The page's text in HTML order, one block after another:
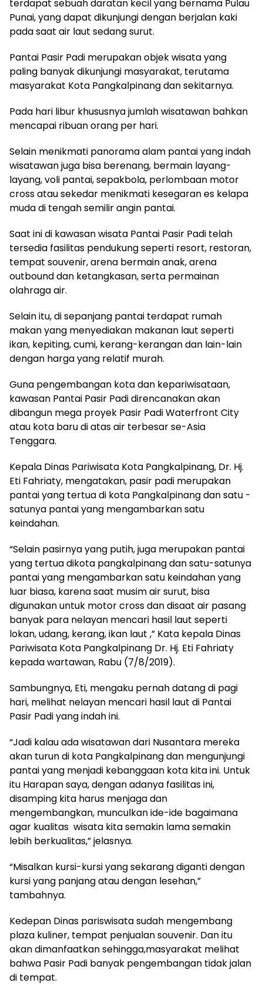
terdapat sebuah daratan kecil yang bernama Pulau
Punai, yang dapat dikunjungi dengan berjalan kaki
pada saat air laut sedang surut.
Pantai Pasir Padi merupakan objek wisata yang
paling banyak dikunjungi masyarakat, terutama
masyarakat Kota Pangkalpinang dan sekitarnya.
Pada hari libur khususnya jumlah wisatawan bahkan
mencapai ribuan orang per hari.
Selain menikmati panorama alam pantai yang indah
wisatawan juga bisa berenang, bermain layang-
layang, voli pantai, sepakbola, perlombaan motor
cross atau sekedar menikmati kesegaran es kelapa
muda di tengah semilir angin pantai.
Saat ini di kawasan wisata Pantai Pasir Padi telah
tersedia fasilitas pendukung seperti resort, restoran,
tempat souvenir, arena bermain anak, arena
outbound dan ketangkasan, serta permainan
olahraga air.
Selain itu, di sepanjang pantai terdapat rumah
makan yang menyediakan makanan laut seperti
ikan, kepiting, cumi, kerang-kerangan dan lain-lain
dengan harga yang relatif murah.
Guna pengembangan kota dan kepariwisataan,
kawasan Pantai Pasir Padi direncanakan akan
dibangun mega proyek Pasir Padi Waterfront City
atau kota baru di atas air terbesar se-Asia
Tenggara.
Kepala Dinas Pariwisata Kota Pangkalpinang, Dr. Hj.
Eti Fahriaty, mengatakan, pasir padi merupakan
pantai yang tertua di kota Pangkalpinang dan satu -
satunya pantai yang mengambarkan satu
keindahan.
“Selain pasirnya yang putih, juga merupakan pantai
yang tertua dikota pangkalpinang dan satu-satunya
pantai yang mengambarkan satu keindahan yang
luar biasa, karena saat musim air surut, bisa
digunakan untuk motor cross dan disaat air pasang
banyak para nelayan mencari hasil laut seperti
lokan, udang, kerang, ikan laut ,” Kata kepala Dinas
Pariwisata Kota Pangkalpinang Dr. Hj. Eti Fahriaty
kepada wartawan, Rabu (7/8/2019).
Sambungnya, Eti, mengaku pernah datang di pagi
hari, melihat nelayan mencari hasil laut di Pantai
Pasir Padi yang indah ini.
“Jadi kalau ada wisatawan dari Nusantara mereka
akan turun di kota Pangkalpinang dan mengunjungi
pantai yang menjadi kebanggaan kota kita ini. Untuk
itu Harapan saya, dengan adanya fasilitas ini,
disamping kita harus menjaga dan
mengembangkan, munculkan ide-ide bagaimana
agar kualitas wisata kita semakin lama semakin
lebih berkualitas,” jelasnya.
“Misalkan kursi-kursi yang sekarang diganti dengan
kursi yang panjang atau dengan lesehan,”
tambahnya.
Kedepan Dinas pariswisata sudah mengembang
plaza kuliner, tempat penjualan souvenir. Dan itu
akan dimanfaatkan sehingga,masyarakat melihat
bahwa Pasir Padi banyak pengembangan tidak jalan
di tempat.